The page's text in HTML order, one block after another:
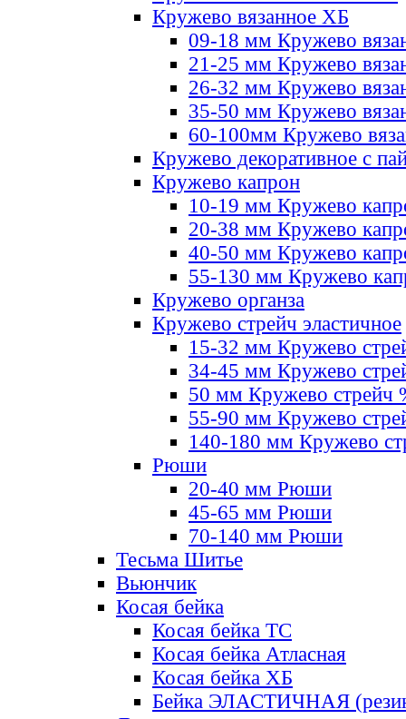
Кружево вязанное ХБ
09-18 мм Кружево
21-25 мм Кружево
26-32 мм Кружево
35-50 мм Кружево
60-100мм Кружево
Кружево декоративное с
Кружево капрон
10-19 мм Кружево
20-38 мм Кружево
40-50 мм Кружево
55-130 мм Кружево
Кружево органза
Кружево стрейч эластичное
15-32 мм Кружево
34-45 мм Кружево
50 мм Кружево стрейч
55-90 мм Кружево
140-180 мм Кружево
Рюши
20-40 мм Рюши
45-65 мм Рюши
70-140 мм Рюши
Тесьма Шитье
Вьюнчик
Косая бейка
Косая бейка ТС
Косая бейка Атласная
Косая бейка ХБ
Бейка ЭЛАСТИЧНАЯ